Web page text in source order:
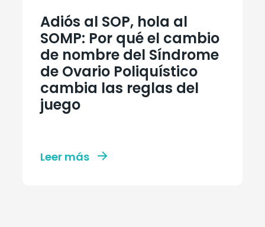
Adiós al SOP, hola al
SOMP: Por qué el cambio
de nombre del Síndrome
de Ovario Poliquístico
cambia las reglas del
juego
Leer más